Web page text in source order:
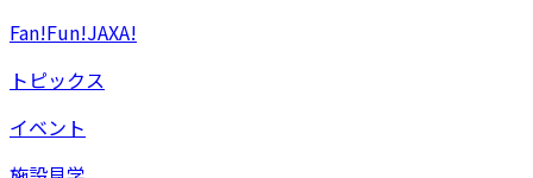
Fan!Fun!JAXA!
トピックス
イベント